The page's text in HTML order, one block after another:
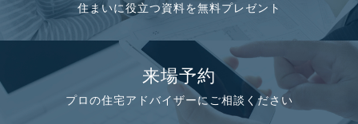
住まいに役立つ資料を無料プレゼント
来場予約
プロの住宅アドバイザーにご相談ください